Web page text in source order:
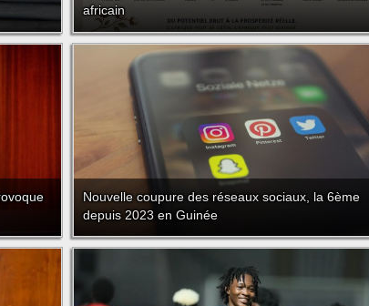
africain
Nouvelle coupure des réseaux sociaux, la 6ème
depuis 2023 en Guinée